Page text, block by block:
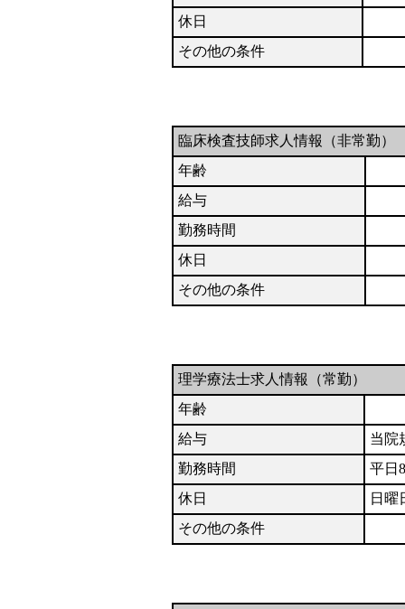
休日
その他の条件
臨床検査技師求人情報（非常勤）
年齢
給与
勤務時間
休日
その他の条件
理学療法士求人情報（常勤）
年齢
給与
当院
勤務時間
平日
休日
日曜
その他の条件